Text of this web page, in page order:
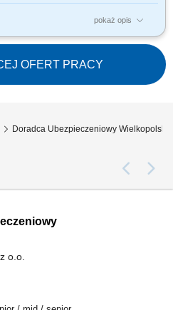
pokaż opis
własnego biznesu przy wsparciu
sprzedaż ubezpieczeń na życie,
spotkań.
OFERT PRACY
Doradca Ubezpieczeniowy Wielkopolskie
o.o.